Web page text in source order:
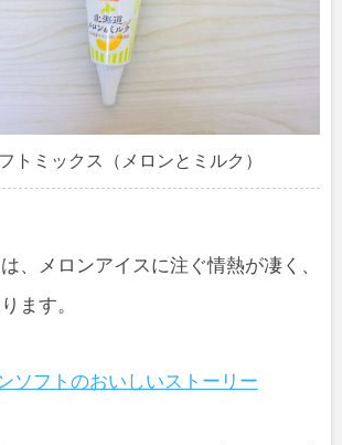
トミックス（メロンとミルク）
、メロンアイスに注ぐ情熱が凄く、
ます。
ソフトのおいしいストーリー